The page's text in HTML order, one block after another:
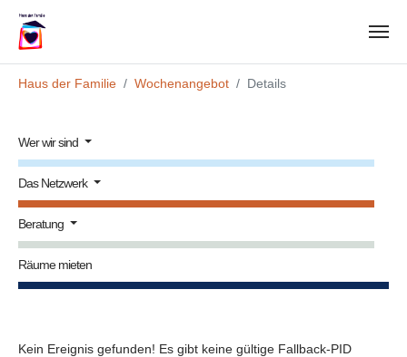
Haus der Familie
Wochenangebot Details
Wer wir sind
Das Netzwerk
Beratung
Räume mieten
Kein Ereignis gefunden! Es gibt keine gültige Fallback-PID